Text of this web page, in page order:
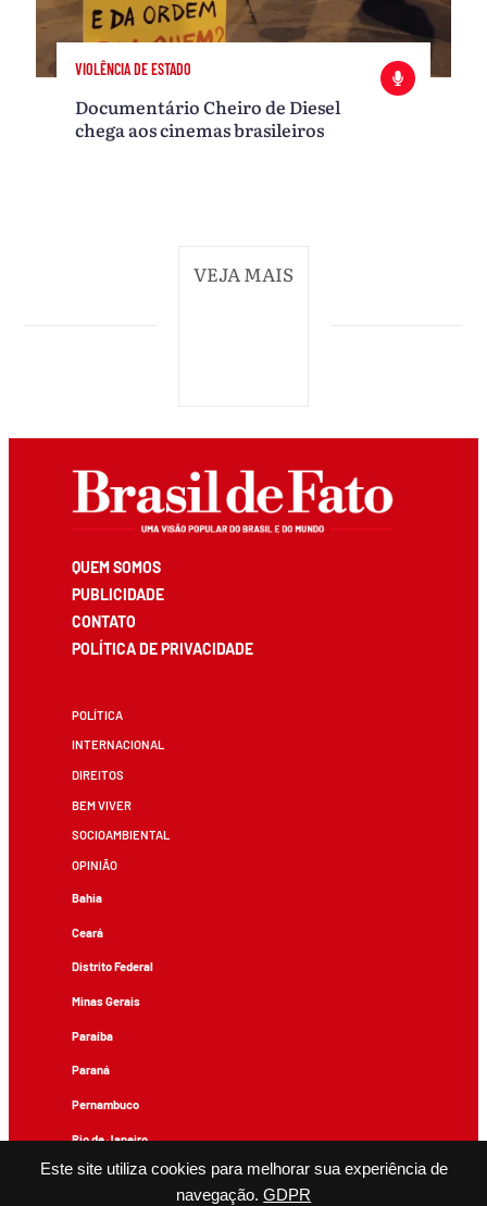
Este site utiliza cookies para melhorar sua experiência de
navegação. GDPR
VIOLÊNCIA DE ESTADO
Documentário Cheiro de Diesel
chega aos cinemas brasileiros
VEJA MAIS
QUEM SOMOS
PUBLICIDADE
CONTATO
POLÍTICA DE PRIVACIDADE
POLÍTICA
INTERNACIONAL
DIREITOS
BEM VIVER
SOCIOAMBIENTAL
OPINIÃO
Bahia
Ceará
Distrito Federal
Minas Gerais
Paraíba
Paraná
Pernambuco
Rio de Janeiro
Rio Grande do Sul